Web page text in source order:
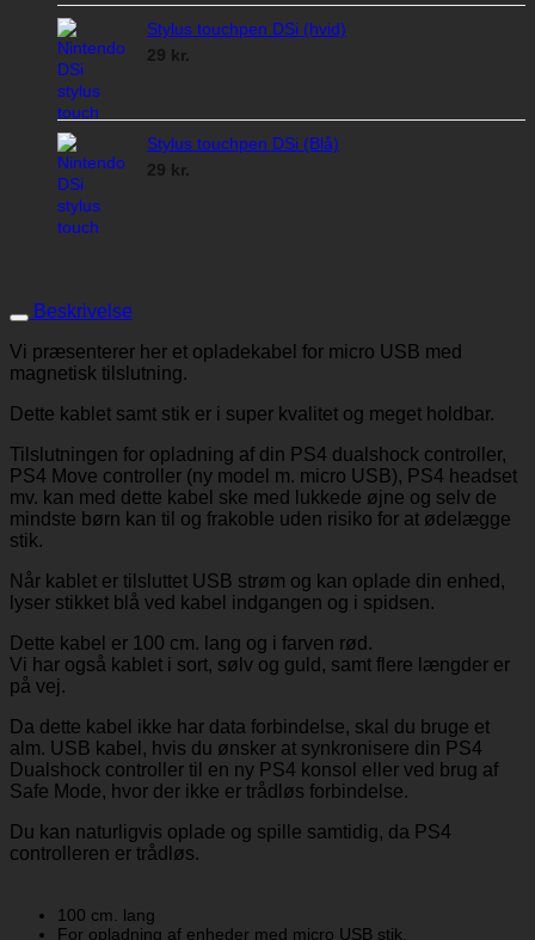
Stylus touchpen DSi (hvid)
29 kr.
Stylus touchpen DSi (Blå)
29 kr.
Beskrivelse
Vi præsenterer her et opladekabel for micro USB med
magnetisk tilslutning.
Dette kablet samt stik er i super kvalitet og meget holdbar.
Tilslutningen for opladning af din PS4 dualshock controller,
PS4 Move controller (ny model m. micro USB), PS4 headset
mv. kan med dette kabel ske med lukkede øjne og selv de
mindste børn kan til og frakoble uden risiko for at ødelægge
stik.
Når kablet er tilsluttet USB strøm og kan oplade din enhed,
lyser stikket blå ved kabel indgangen og i spidsen.
Dette kabel er 100 cm. lang og i farven rød.
Vi har også kablet i sort, sølv og guld, samt flere længder er
på vej.
Da dette kabel ikke har data forbindelse, skal du bruge et
alm. USB kabel, hvis du ønsker at synkronisere din PS4
Dualshock controller til en ny PS4 konsol eller ved brug af
Safe Mode, hvor der ikke er trådløs forbindelse.
Du kan naturligvis oplade og spille samtidig, da PS4
controlleren er trådløs.
100 cm. lang
For opladning af enheder med micro USB stik.